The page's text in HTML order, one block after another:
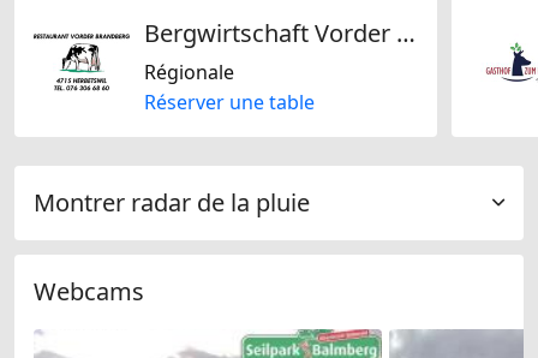
Bergwirtschaft Vorder Brandberg
Régionale
Réserver une table
Montrer radar de la pluie
Webcams